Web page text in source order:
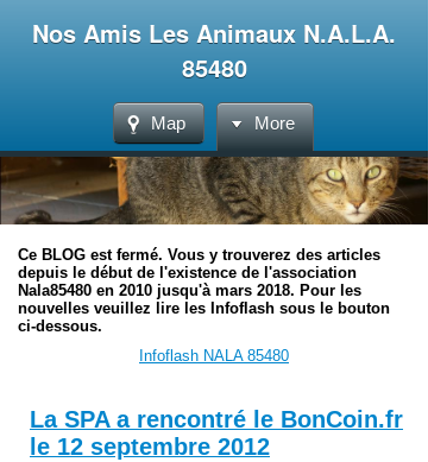
Nos Amis Les Animaux N.A.L.A.
85480
Map More
Ce BLOG est fermé. Vous y trouverez des articles
depuis le début de l'existence de l'association
Nala85480 en 2010 jusqu'à mars 2018. Pour les
nouvelles veuillez lire les Infoflash sous le bouton
ci-dessous.
Infoflash NALA 85480
La SPA a rencontré le BonCoin.fr
le 12 septembre 2012